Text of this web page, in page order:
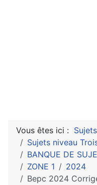
Vous êtes ici : Sujets
Sujets niveau
BANQUE DE
ZONE 1
2024
Bepc 2024